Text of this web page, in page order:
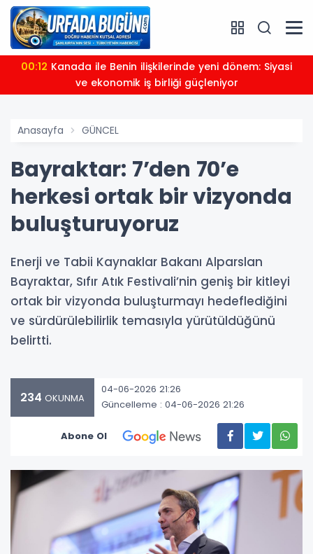
00:12
ve ekonomik iş birliği güçleniyor
Anasayfa GÜNCEL
Bayraktar: 7’den 70’e
herkesi ortak bir vizyonda
buluşturuyoruz
Enerji ve Tabii Kaynaklar Bakanı Alparslan
Bayraktar, Sıfır Atık Festivali’nin geniş bir kitleyi
ortak bir vizyonda buluşturmayı hedeflediğini
ve sürdürülebilirlik temasıyla yürütüldüğünü
belirtti.
234 OKUNMA
04-06-2026 21:26
Güncelleme : 04-06-2026 21:26
Abone Ol